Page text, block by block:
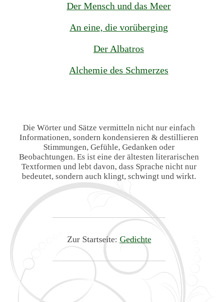
Der Mensch und das Meer
An eine, die vorüberging
Der Albatros
Alchemie des Schmerzes
Die Wörter und Sätze vermitteln nicht nur einfach
Informationen, sondern kondensieren & destillieren
Stimmungen, Gefühle, Gedanken oder
Beobachtungen. Es ist eine der ältesten literarischen
Textformen und lebt davon, dass Sprache nicht nur
bedeutet, sondern auch klingt, schwingt und wirkt.
Zur Startseite: Gedichte